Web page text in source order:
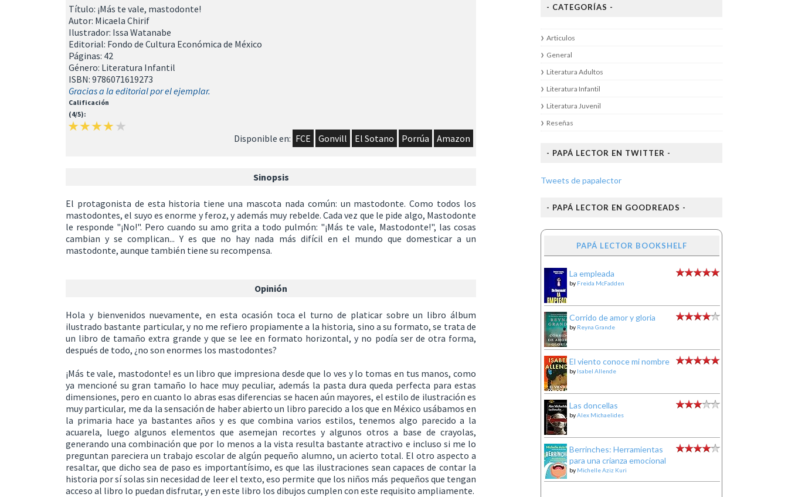
Título: ¡Más te vale, mastodonte!
Autor: Micaela Chirif
Ilustrador: Issa Watanabe
Editorial: Fondo de Cultura Económica de México
Páginas: 42
Género: Literatura Infantil
ISBN: 9786071619273
Gracias a la editorial por el ejemplar.
Calificación
(4/5):
Disponible en: FCE Gonvill El Sotano Porrúa Amazon
Sinopsis
El protagonista de esta historia tiene una mascota nada común: un mastodonte. Como todos los
mastodontes, el suyo es enorme y feroz, y además muy rebelde. Cada vez que le pide algo, Mastodonte
le responde "¡No!". Pero cuando su amo grita a todo pulmón: "¡Más te vale, Mastodonte!", las cosas
cambian y se complican... Y es que no hay nada más difícil en el mundo que domesticar a un
mastodonte, aunque también tiene su recompensa.
Opinión
Hola y bienvenidos nuevamente, en esta ocasión toca el turno de platicar sobre un libro álbum
ilustrado bastante particular, y no me refiero propiamente a la historia, sino a su formato, se trata de
un libro de tamaño extra grande y que se lee en formato horizontal, y no podía ser de otra forma,
después de todo, ¿no son enormes los mastodontes?
¡Más te vale, mastodonte! es un libro que impresiona desde que lo ves y lo tomas en tus manos, como
ya mencioné su gran tamaño lo hace muy peculiar, además la pasta dura queda perfecta para estas
dimensiones, pero en cuanto lo abras esas diferencias se hacen aún mayores, el estilo de ilustración es
muy particular, me da la sensación de haber abierto un libro parecido a los que en México usábamos en
la primaria hace ya bastantes años y es que combina varios estilos, tenemos algo parecido a la
acuarela, luego algunos elementos que asemejan recortes y algunos otros a base de crayolas,
generando una combinación que por lo menos a la vista resulta bastante atractivo e incluso si me lo
preguntan pareciera un trabajo escolar de algún pequeño alumno, un acierto total. El otro aspecto a
resaltar, que dicho sea de paso es importantísimo, es que las ilustraciones sean capaces de contar la
historia por sí solas sin necesidad de leer el texto, eso permite que los niños más pequeños que tengan
acceso al libro lo puedan disfrutar, y en este libro los dibujos cumplen con este requisito ampliamente.
- CATEGORÍAS -
Articulos
General
Literatura Adultos
Literatura Infantil
Literatura Juvenil
Reseñas
- PAPÁ LECTOR EN TWITTER -
Tweets de papalector
- PAPÁ LECTOR EN GOODREADS -
PAPÁ LECTOR BOOKSHELF
La empleada
by Freida McFadden
Corrido de amor y gloria
by Reyna Grande
El viento conoce mi nombre
by Isabel Allende
Las doncellas
byAlex Michaelides
Berrinches: Herramientas
para una crianza emocional
by Michelle Aziz Kuri